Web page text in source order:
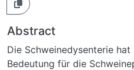
Abstract
Die Schweinedysenterie
Bedeutung für die